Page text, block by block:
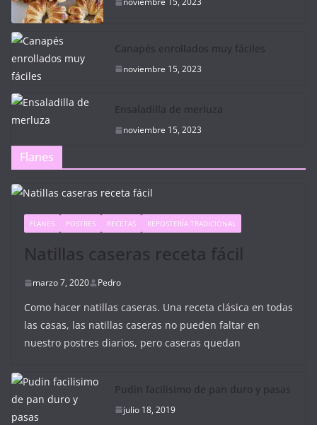
Canapés enrollados muy fáciles
noviembre 15, 2023
Ensaladilla de merluza
noviembre 15, 2023
Flanes
FLANES POSTRES RECETAS REPOSTERÍA TRADICIONAL
Natillas caseras receta fácil
marzo 7, 2020 Pedro
Como hacer natillas caseras. Una receta clásica en todas
las casas, las natillas caseras no pueden faltar en
nuestro postres diarios, pero caseras quedan
Pudin facilisimo de pan duro y pasas
julio 18, 2019